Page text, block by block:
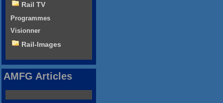
Rail TV
Programmes
Visionner
Rail-Images
AMFG Articles